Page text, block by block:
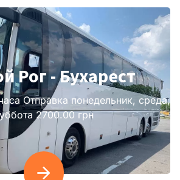
Рог - Бухарест
Отправка понедельник, среда,
2700.00 грн